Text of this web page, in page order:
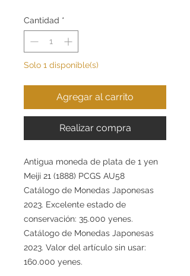
Cantidad *
Solo 1 disponible(s)
Agregar al carrito
Realizar compra
Antigua moneda de plata de 1 yen
Meiji 21 (1888) PCGS AU58
Catálogo de Monedas Japonesas
2023. Excelente estado de
conservación: 35.000 yenes.
Catálogo de Monedas Japonesas
2023. Valor del artículo sin usar:
160.000 yenes.